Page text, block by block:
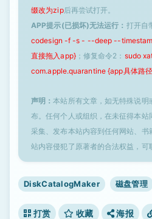
缀改为zip后再尝试打开。
APP提示(已损坏)无法运行： 打开自
codesign -f -s - --deep --
直接拖入app}；修复命令2： sudo
com.apple.quarantine {app具体路
声明：本站所有文章，如无特殊说明
布。任何个人或组织，在未征得本站
采集、发布本站内容到任何网站、书
站内容侵犯了原著者的合法权益，可
DiskCatalogMaker 磁盘管理
打赏 收藏 海报